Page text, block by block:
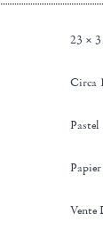
23 ×
Pastel
Papier